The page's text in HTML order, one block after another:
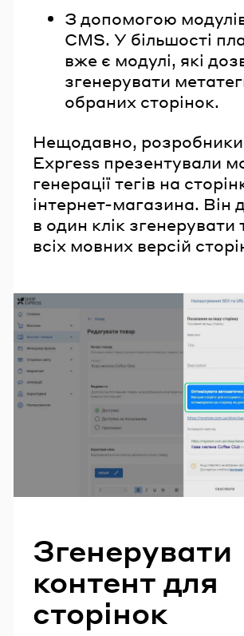
З допомогою
CMS. У більшості
вже є модулі, які
згенерувати
обраних сторінок.
Нещодавно,
Express презентували
генерації тегів на
інтернет-магазина. Він
в один клік згенерувати
всіх мовних версій
Згенерувати
контент для
сторінок